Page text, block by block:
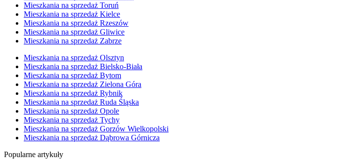
Mieszkania na sprzedaż Toruń
Mieszkania na sprzedaż Kielce
Mieszkania na sprzedaż Rzeszów
Mieszkania na sprzedaż Gliwice
Mieszkania na sprzedaż Zabrze
Mieszkania na sprzedaż Olsztyn
Mieszkania na sprzedaż Bielsko-Biała
Mieszkania na sprzedaż Bytom
Mieszkania na sprzedaż Zielona Góra
Mieszkania na sprzedaż Rybnik
Mieszkania na sprzedaż Ruda Śląska
Mieszkania na sprzedaż Opole
Mieszkania na sprzedaż Tychy
Mieszkania na sprzedaż Gorzów Wielkopolski
Mieszkania na sprzedaż Dąbrowa Górnicza
Popularne artykuły